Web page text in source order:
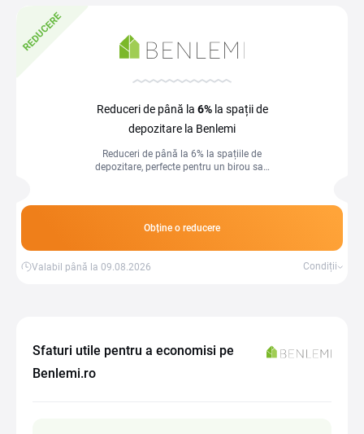
REDUCERE
Reduceri de până la 6%la spații de
depozitare la Benlemi
Reduceri de până la 6% la spațiile de
depozitare, perfecte pentru un birou sau
Obține o reducere
Valabil până la 09.08.2026 Condiții
Sfaturi utile pentru a economisi pe
Benlemi.ro